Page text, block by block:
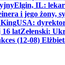
Elgin, IL:
i jego żony,
KingUSA:
16 latZełenski:
(12-08)